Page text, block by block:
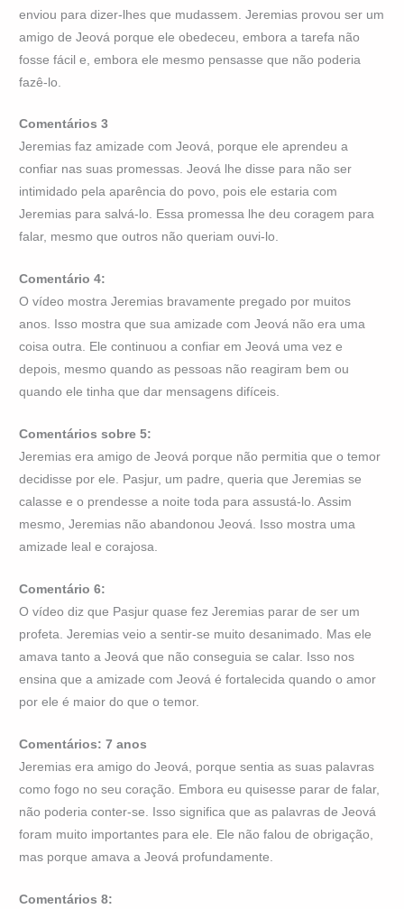
enviou para dizer-lhes que mudassem. Jeremias provou ser um
amigo de Jeová porque ele obedeceu, embora a tarefa não
fosse fácil e, embora ele mesmo pensasse que não poderia
fazê-lo.
Comentários 3
Jeremias faz amizade com Jeová, porque ele aprendeu a
confiar nas suas promessas. Jeová lhe disse para não ser
intimidado pela aparência do povo, pois ele estaria com
Jeremias para salvá-lo. Essa promessa lhe deu coragem para
falar, mesmo que outros não queriam ouvi-lo.
Comentário 4:
O vídeo mostra Jeremias bravamente pregado por muitos
anos. Isso mostra que sua amizade com Jeová não era uma
coisa outra. Ele continuou a confiar em Jeová uma vez e
depois, mesmo quando as pessoas não reagiram bem ou
quando ele tinha que dar mensagens difíceis.
Comentários sobre 5:
Jeremias era amigo de Jeová porque não permitia que o temor
decidisse por ele. Pasjur, um padre, queria que Jeremias se
calasse e o prendesse a noite toda para assustá-lo. Assim
mesmo, Jeremias não abandonou Jeová. Isso mostra uma
amizade leal e corajosa.
Comentário 6:
O vídeo diz que Pasjur quase fez Jeremias parar de ser um
profeta. Jeremias veio a sentir-se muito desanimado. Mas ele
amava tanto a Jeová que não conseguia se calar. Isso nos
ensina que a amizade com Jeová é fortalecida quando o amor
por ele é maior do que o temor.
Comentários: 7 anos
Jeremias era amigo do Jeová, porque sentia as suas palavras
como fogo no seu coração. Embora eu quisesse parar de falar,
não poderia conter-se. Isso significa que as palavras de Jeová
foram muito importantes para ele. Ele não falou de obrigação,
mas porque amava a Jeová profundamente.
Comentários 8: